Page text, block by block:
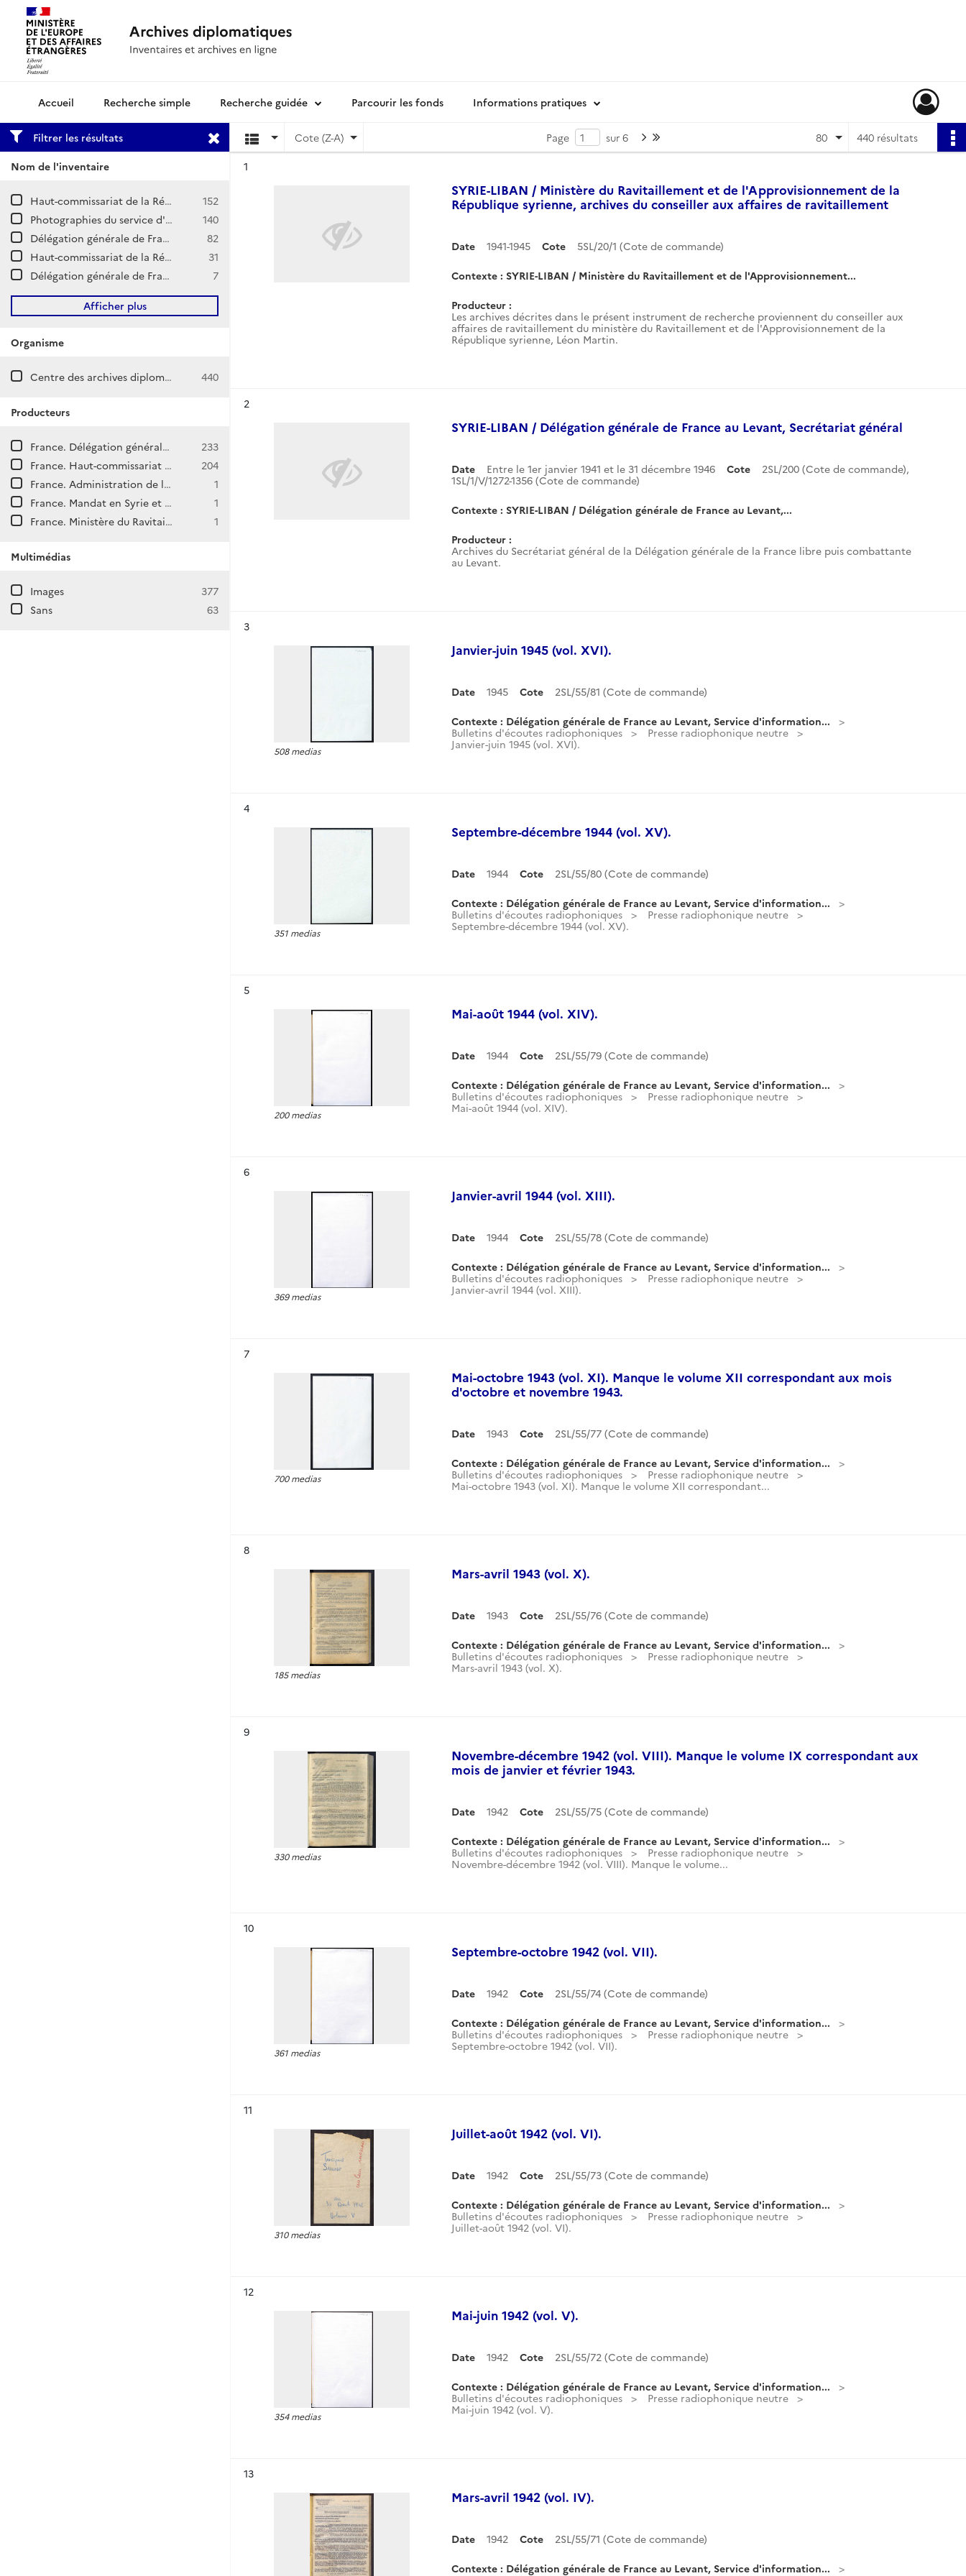
Archives diplomatiquesRecherche simple Recherche guidée Parcourir les fonds Informations pratiques
Filtrer les résultats
Nom de l'inventaire
Haut-commissariat de la République française en Syrie et au Liban, Secrétariat général.
152
Photographies du service d'information de la DGFL
140
Délégation générale de France au Levant, Service d'information et de radiodiffusion
82
Haut-commissariat de la République française en Syrie et au Liban, cabinet politique
31
Délégation générale de France au Levant, cabinet politique
7
Afficher plus
Organisme
Centre des archives diplomatiques de Nantes 440
Producteurs
France. Délégation générale au Levant
233
France. Haut-commissariat en Syrie et au Liban
204
France. Administration de la Cilicie
1
France. Mandat en Syrie et au Liban
1
France. Ministère du Ravitaillement et de l'Approvisionnement de la République syrienne
1
Multimédias
Images
377
Sans
63
Cote (Z-A) Page sur 6 Page suivante : 1/6 440 résultats
80
1
SYRIE-LIBAN / Ministère du Ravitaillement et de l'Approvisionnement de la
République syrienne, archives du conseiller aux affaires de ravitaillement
Date 1941-1945 Cote 5SL/20/1 (Cote de commande)
Contexte : SYRIE-LIBAN / Ministère du Ravitaillement et de l'Approvisionnement...
Producteur :
Les archives décrites dans le présent instrument de recherche proviennent du conseiller aux
affaires de ravitaillement du ministère du Ravitaillement et de l'Approvisionnement de la
République syrienne, Léon Martin.
2
SYRIE-LIBAN / Délégation générale de France au Levant, Secrétariat général
Date Entre le 1er janvier 1941 et le 31 décembre 1946 Cote
2SL/200 (Cote de commande),
1SL/1/V/1272-1356 (Cote de commande)
Contexte : SYRIE-LIBAN / Délégation générale de France au Levant,...
Producteur :
Archives du Secrétariat général de la Délégation générale de la France libre puis combattante
au Levant.
3
508 medias
Janvier-juin 1945 (vol. XVI).
Date 1945 Cote 2SL/55/81 (Cote de commande)
Contexte : Délégation générale de France au Levant, Service d'information...
Bulletins d'écoutes radiophoniques
Presse radiophonique neutre
Janvier-juin 1945 (vol. XVI).
4
351 medias
Septembre-décembre 1944 (vol. XV).
Date 1944 Cote 2SL/55/80 (Cote de commande)
Contexte : Délégation générale de France au Levant, Service d'information...
Bulletins d'écoutes radiophoniques
Presse radiophonique neutre
Septembre-décembre 1944 (vol. XV).
5
200 medias
Mai-août 1944 (vol. XIV).
Date 1944 Cote 2SL/55/79 (Cote de commande)
Contexte : Délégation générale de France au Levant, Service d'information...
Bulletins d'écoutes radiophoniques
Presse radiophonique neutre
Mai-août 1944 (vol. XIV).
6
369 medias
Janvier-avril 1944 (vol. XIII).
Date 1944 Cote 2SL/55/78 (Cote de commande)
Contexte : Délégation générale de France au Levant, Service d'information...
Bulletins d'écoutes radiophoniques
Presse radiophonique neutre
Janvier-avril 1944 (vol. XIII).
7
700 medias
Mai-octobre 1943 (vol. XI). Manque le volume XII correspondant aux mois
d'octobre et novembre 1943.
Date 1943 Cote 2SL/55/77 (Cote de commande)
Contexte : Délégation générale de France au Levant, Service d'information...
Bulletins d'écoutes radiophoniques
Presse radiophonique neutre
Mai-octobre 1943 (vol. XI). Manque le volume XII correspondant...
8
185 medias
Mars-avril 1943 (vol. X).
Date 1943 Cote 2SL/55/76 (Cote de commande)
Contexte : Délégation générale de France au Levant, Service d'information...
Bulletins d'écoutes radiophoniques
Presse radiophonique neutre
Mars-avril 1943 (vol. X).
9
330 medias
Novembre-décembre 1942 (vol. VIII). Manque le volume IX correspondant aux
mois de janvier et février 1943.
Date 1942 Cote 2SL/55/75 (Cote de commande)
Contexte : Délégation générale de France au Levant, Service d'information...
Bulletins d'écoutes radiophoniques
Presse radiophonique neutre
Novembre-décembre 1942 (vol. VIII). Manque le volume...
10
361 medias
Septembre-octobre 1942 (vol. VII).
Date 1942 Cote 2SL/55/74 (Cote de commande)
Contexte : Délégation générale de France au Levant, Service d'information...
Bulletins d'écoutes radiophoniques
Presse radiophonique neutre
Septembre-octobre 1942 (vol. VII).
11
310 medias
Juillet-août 1942 (vol. VI).
Date 1942 Cote 2SL/55/73 (Cote de commande)
Contexte : Délégation générale de France au Levant, Service d'information...
Bulletins d'écoutes radiophoniques
Presse radiophonique neutre
Juillet-août 1942 (vol. VI).
12
354 medias
Mai-juin 1942 (vol. V).
Date 1942 Cote 2SL/55/72 (Cote de commande)
Contexte : Délégation générale de France au Levant, Service d'information...
Bulletins d'écoutes radiophoniques
Presse radiophonique neutre
Mai-juin 1942 (vol. V).
13
Mars-avril 1942 (vol. IV).
Date 1942 Cote 2SL/55/71 (Cote de commande)
Contexte : Délégation générale de France au Levant, Service d'information...